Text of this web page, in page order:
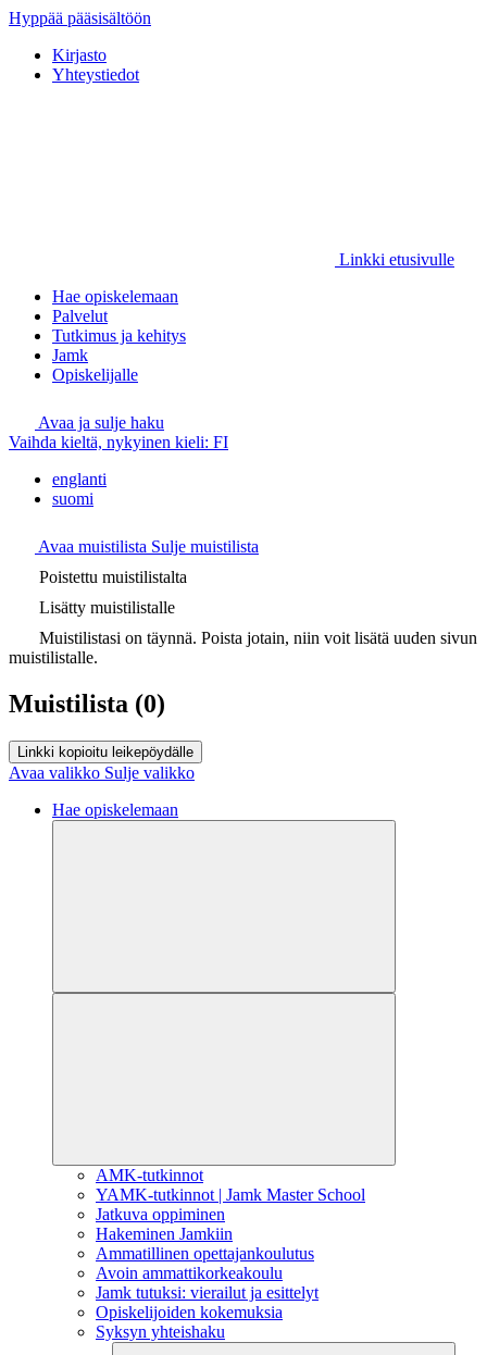
Hyppää pääsisältöön
Kirjasto
Yhteystiedot
Linkki etusivulle
Hae opiskelemaan
Palvelut
Tutkimus ja kehitys
Jamk
Opiskelijalle
Avaa ja sulje haku
Vaihda kieltä, nykyinen kieli: FI
englanti
suomi
Avaa muistilista Sulje muistilista
Poistettu muistilistalta
Lisätty muistilistalle
Muistilistasi on täynnä. Poista jotain, niin voit lisätä uuden sivun
muistilistalle.
Muistilista (0)
Linkki kopioitu leikepöydälle
Avaa valikko Sulje valikko
Hae opiskelemaan
AMK-tutkinnot
YAMK-tutkinnot | Jamk Master School
Jatkuva oppiminen
Hakeminen Jamkiin
Ammatillinen opettajankoulutus
Avoin ammattikorkeakoulu
Jamk tutuksi: vierailut ja esittelyt
Opiskelijoiden kokemuksia
Syksyn yhteishaku